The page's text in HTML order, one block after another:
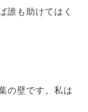
誰も助けてはく
の壁です。私は